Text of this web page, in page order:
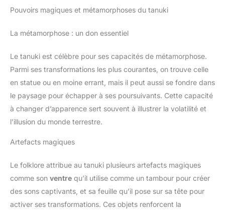
Pouvoirs magiques et métamorphoses du tanuki
La métamorphose : un don essentiel
Le tanuki est célèbre pour ses capacités de métamorphose.
Parmi ses transformations les plus courantes, on trouve celle
en statue ou en moine errant, mais il peut aussi se fondre dans
le paysage pour échapper à ses poursuivants. Cette capacité
à changer d’apparence sert souvent à illustrer la volatilité et
l’illusion du monde terrestre.
Artefacts magiques
Le folklore attribue au tanuki plusieurs artefacts magiques
comme son ventre qu’il utilise comme un tambour pour créer
des sons captivants, et sa feuille qu’il pose sur sa tête pour
activer ses transformations. Ces objets renforcent la